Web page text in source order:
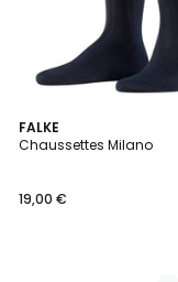
FALKE
Chaussettes Milano
19,00 €
5
Couleurs